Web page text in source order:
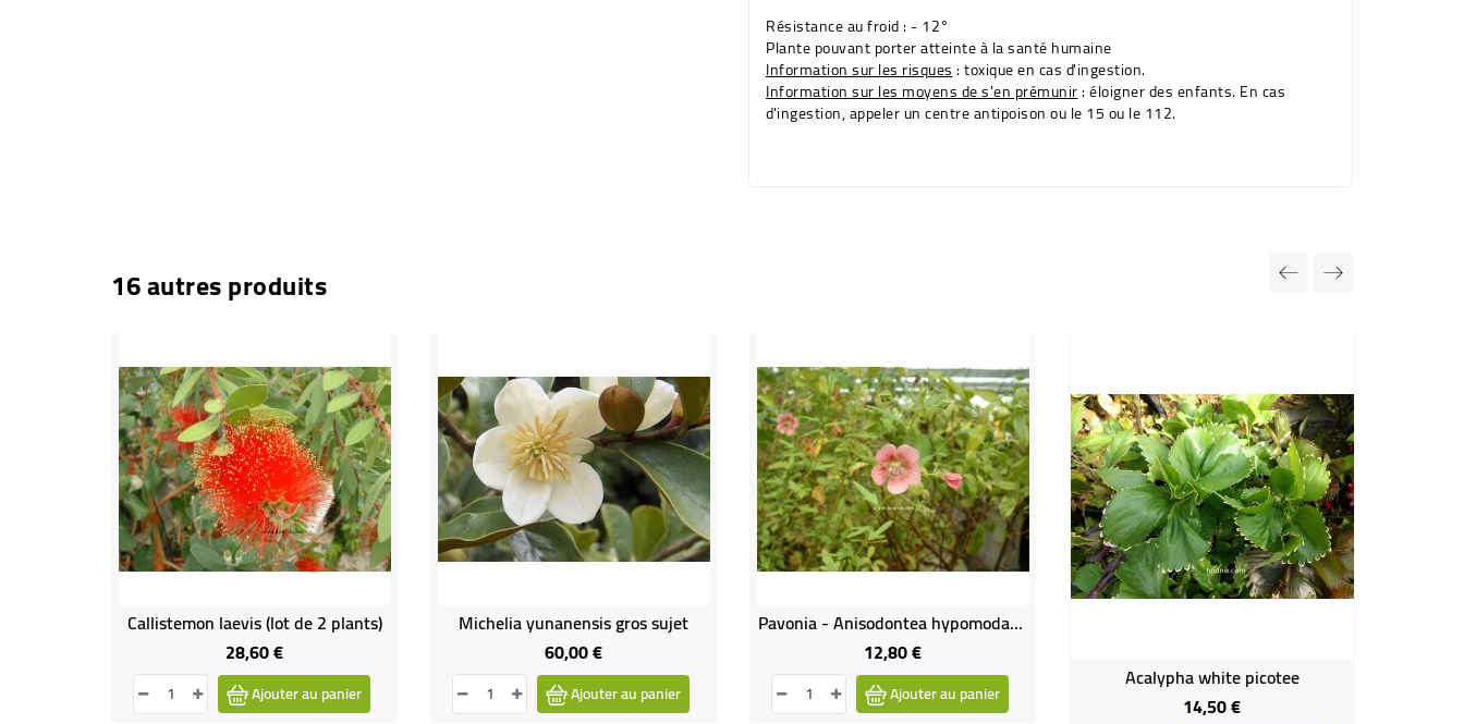
Résistance au froid : - 12°
Plante pouvant porter atteinte à la santé humaine
Information sur les risques: toxique en cas d'ingestion.
Information sur les moyens de s'en prémunir: éloigner des enfants. En cas
d'ingestion, appeler un centre antipoison ou le 15 ou le 112.
16 autres produits
Callistemon laevis (lot de 2 plants)
28,60 €Prix
Ajouter au panier
Michelia yunanensis gros sujet
60,00 €Prix
Ajouter au panier
Pavonia - Anisodontea hypomodarum
12,80 €Prix
Ajouter au panier
Acalypha white picotee
14,50 €Prix